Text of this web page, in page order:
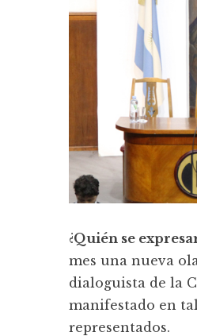
¿Quién se
mes una nueva
dialoguista de la
manifestado en
representados.